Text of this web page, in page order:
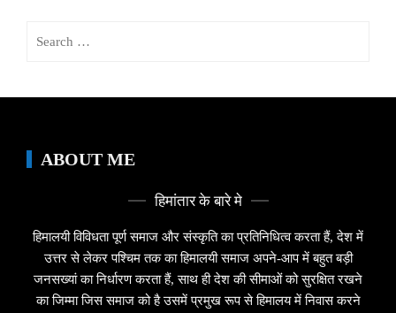
ABOUT ME
हिमांतार के बारे मे
हिमालयी विविधता पूर्ण समाज और संस्कृति का प्रतिनिधित्व करता हैं, देश में
उत्तर से लेकर पश्चिम तक का हिमालयी समाज अपने-आप में बहुत बड़ी
जनसख्यां का निर्धारण करता हैं, साथ ही देश की सीमाओं को सुरक्षित रखने
का जिम्मा जिस समाज को है उसमें प्रमुख रूप से हिमालय में निवास करने